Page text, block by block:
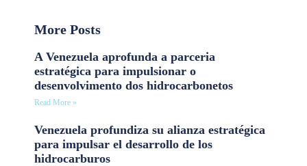
More Posts
A Venezuela aprofunda a parceria
estratégica para impulsionar o
desenvolvimento dos hidrocarbonetos
Read More »
Venezuela profundiza su alianza estratégica
para impulsar el desarrollo de los
hidrocarburos